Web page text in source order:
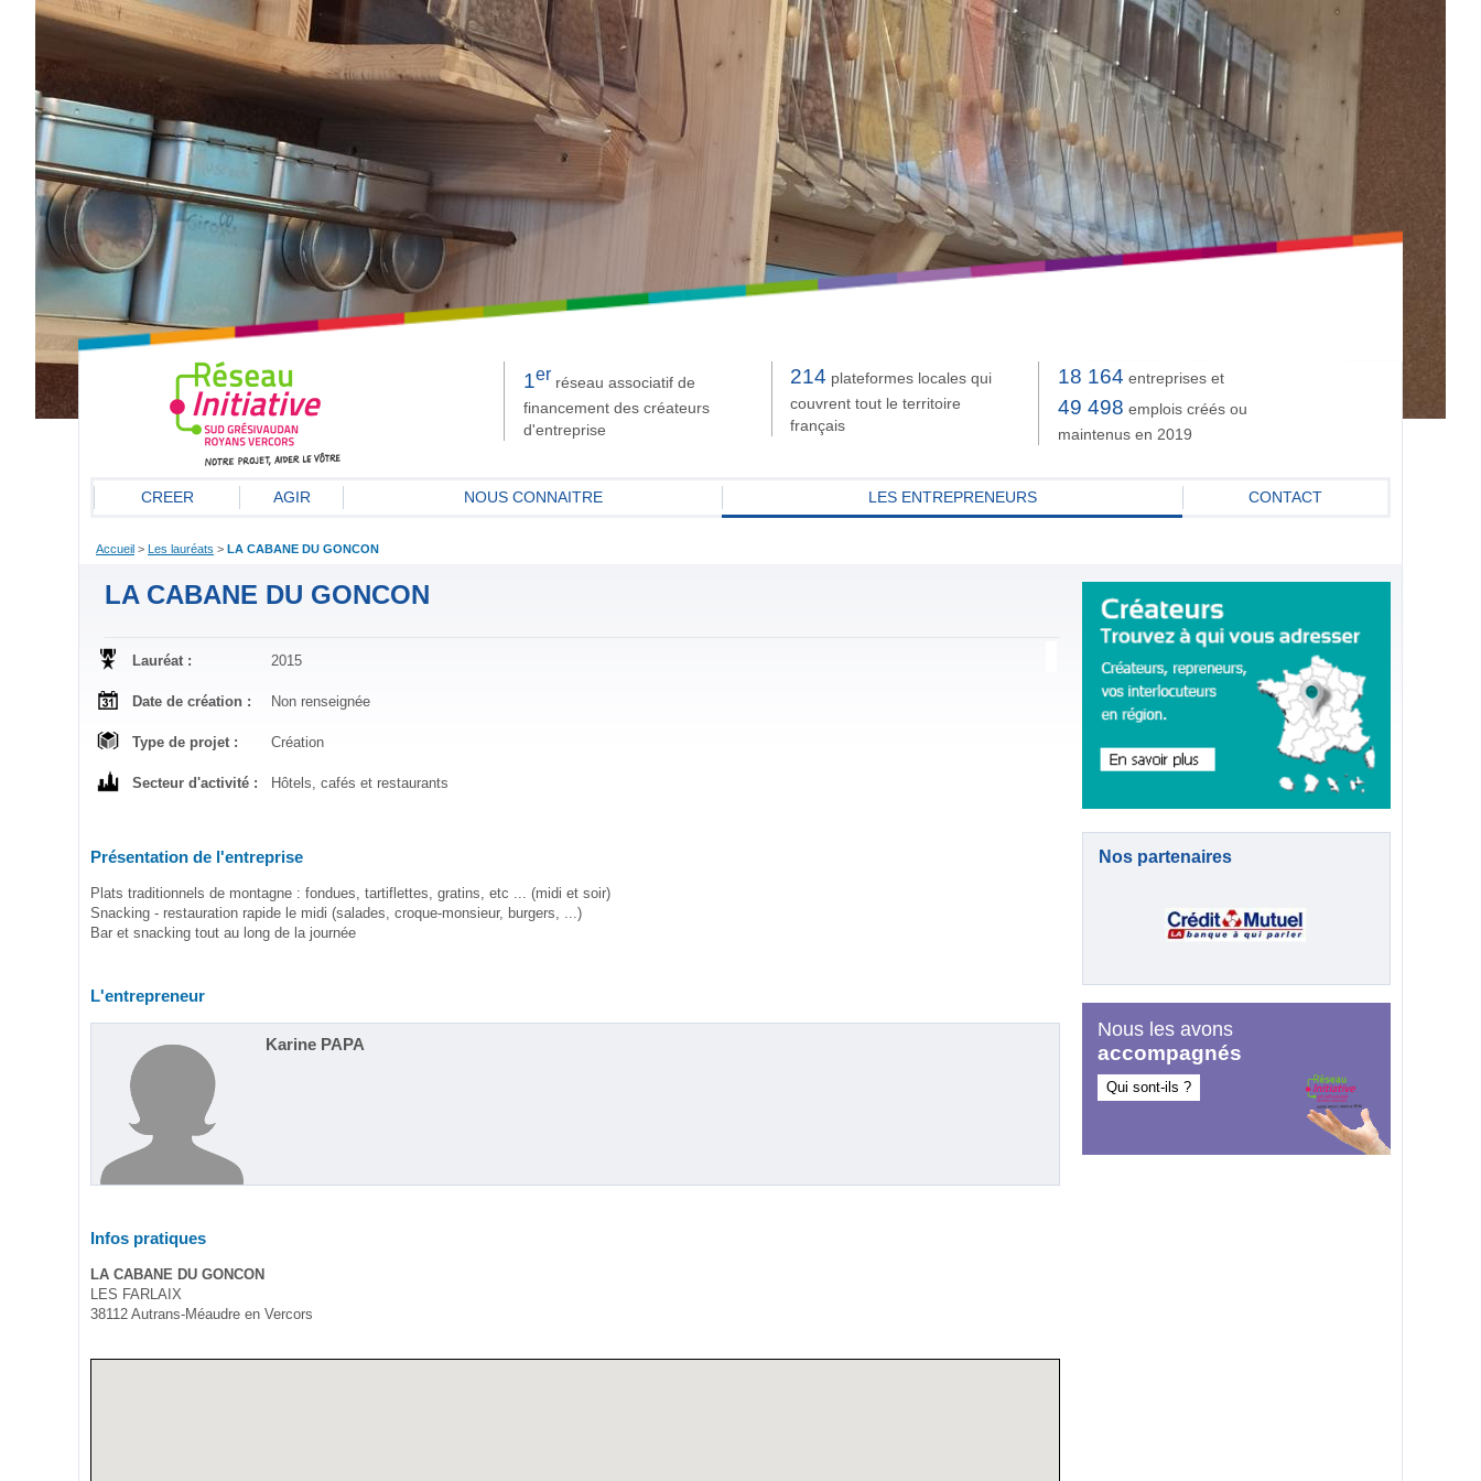
1er réseau associatif de
financement des créateurs
d'entreprise
214 plateformes locales qui
couvrent tout le territoire
français
18 164 entreprises et
49 498 emplois créés ou
maintenus en 2019
CREER AGIR NOUS CONNAITRE LES ENTREPRENEURS CONTACT
Accueil > Les lauréats > LA CABANE DU GONCON
LA CABANE DU GONCON
Lauréat : 2015
Date de création : Non renseignée
Type de projet : Création
Secteur d'activité : Hôtels, cafés et restaurants
Présentation de l'entreprise
Plats traditionnels de montagne : fondues, tartiflettes, gratins, etc ... (midi et soir)
Snacking - restauration rapide le midi (salades, croque-monsieur, burgers, ...)
Bar et snacking tout au long de la journée
L'entrepreneur
Karine PAPA
Infos pratiques
LA CABANE DU GONCON
LES FARLAIX
38112 Autrans-Méaudre en Vercors
Nos partenaires
Nous les avons
accompagnés
Qui sont-ils ?